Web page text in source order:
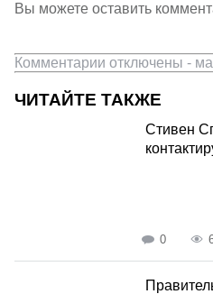
Вы можете оставить
Комментарии отключены -
ЧИТАЙТЕ ТАКЖЕ
Стивен
0